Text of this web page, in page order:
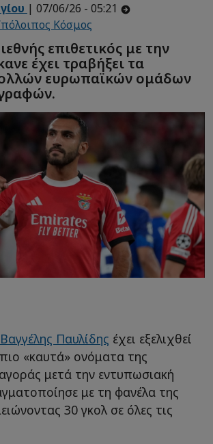
| 07/06/26 - 05:21
Κόσμος
επιθετικός με την
έχει τραβήξει τα
ευρωπαϊκών ομάδων
Βαγγέλης Παυλίδης έχει εξελιχθεί
«καυτά» ονόματα της
μετά την εντυπωσιακή
με τη φανέλα της
30 γκολ σε όλες τις